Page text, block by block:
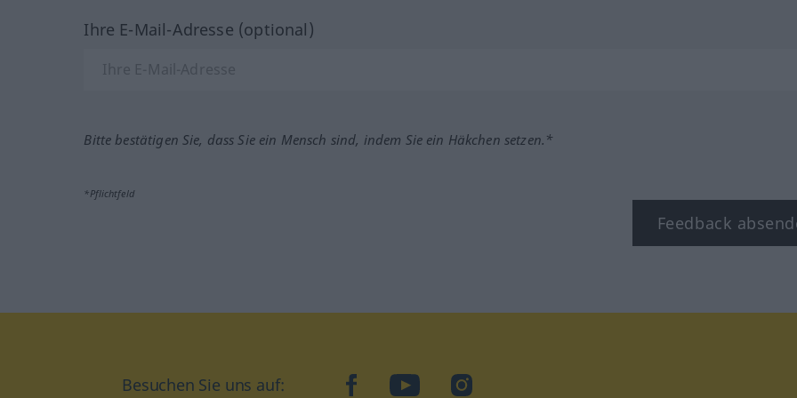
Ihre E-Mail-Adresse (optional)
Bitte bestätigen Sie, dass Sie ein Mensch sind, indem Sie ein Häkchen setzen.*
*Pflichtfeld
Feedback
Besuchen Sie uns auf: facebookYouTubeInstagram